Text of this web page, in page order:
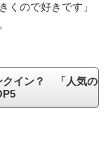
くので好きです」
クイン？ 「人気の